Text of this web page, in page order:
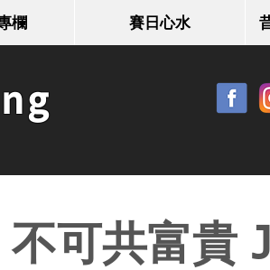
欄 賽日心水
可共富貴